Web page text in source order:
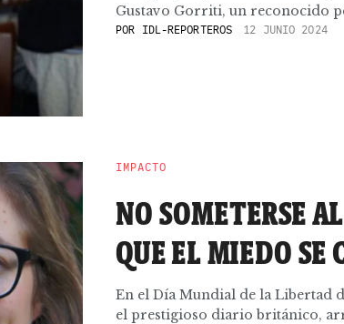
Gustavo Gorriti, un reconocido
POR IDL-REPORTEROS 12 JUNIO 2024
IMPACTO
NO SOMETERSE
QUE EL MIEDO SE
En el Día Mundial de la Libertad
el prestigioso diario británico,